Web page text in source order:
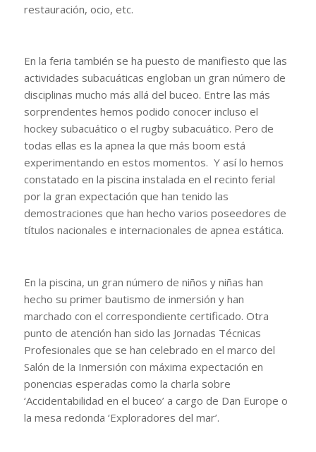
restauración, ocio, etc.
En la feria también se ha puesto de manifiesto que las
actividades subacuáticas engloban un gran número de
disciplinas mucho más allá del buceo. Entre las más
sorprendentes hemos podido conocer incluso el
hockey subacuático o el rugby subacuático. Pero de
todas ellas es la apnea la que más boom está
experimentando en estos momentos. Y así lo hemos
constatado en la piscina instalada en el recinto ferial
por la gran expectación que han tenido las
demostraciones que han hecho varios poseedores de
títulos nacionales e internacionales de apnea estática.
En la piscina, un gran número de niños y niñas han
hecho su primer bautismo de inmersión y han
marchado con el correspondiente certificado. Otra
punto de atención han sido las Jornadas Técnicas
Profesionales que se han celebrado en el marco del
Salón de la Inmersión con máxima expectación en
ponencias esperadas como la charla sobre
‘Accidentabilidad en el buceo’ a cargo de Dan Europe o
la mesa redonda ‘Exploradores del mar’.